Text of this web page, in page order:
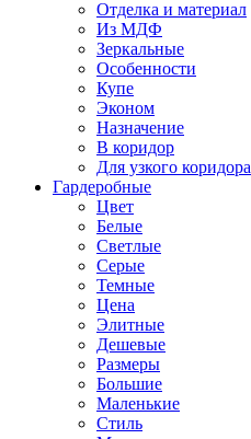
Отделка и материал
Из МДФ
Зеркальные
Особенности
Купе
Эконом
Назначение
В коридор
Для узкого коридора
Гардеробные
Цвет
Белые
Светлые
Серые
Темные
Цена
Элитные
Дешевые
Размеры
Большие
Маленькие
Стиль